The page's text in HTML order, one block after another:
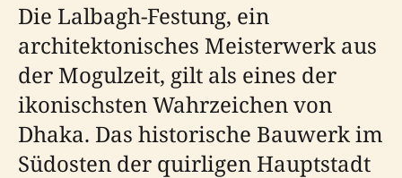
Die Lalbagh-Festung, ein
architektonisches Meisterwerk aus
der Mogulzeit, gilt als eines der
ikonischsten Wahrzeichen von
Dhaka. Das historische Bauwerk im
Südosten der quirligen Hauptstadt